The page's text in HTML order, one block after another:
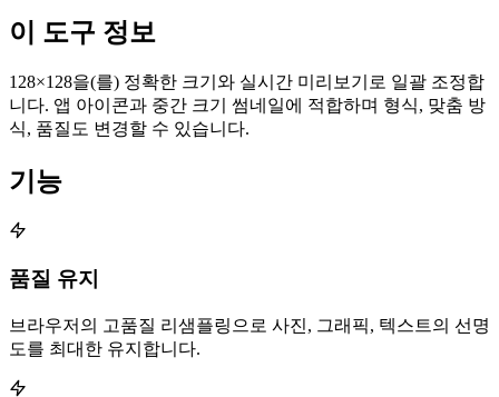
이 도구 정보
128×128을(를) 정확한 크기와 실시간 미리보기로 일괄 조정합
니다. 앱 아이콘과 중간 크기 썸네일에 적합하며 형식, 맞춤 방
식, 품질도 변경할 수 있습니다.
기능
품질 유지
브라우저의 고품질 리샘플링으로 사진, 그래픽, 텍스트의 선명
도를 최대한 유지합니다.